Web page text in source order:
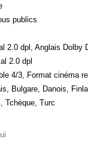
publics
2.0 dpl, Anglais
2.0 dpl
4/3, Format cinéma
Bulgare, Danois,
Tchèque, Turc